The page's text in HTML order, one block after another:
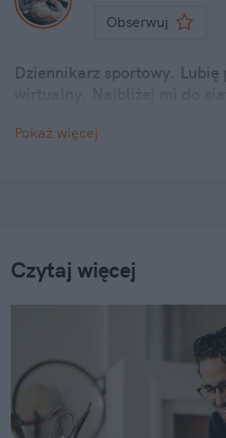
Obserwuj
Dziennikarz sportowy. Lubię
codziennie możesz na nowo
Pokaż więcej
Czytaj więcej